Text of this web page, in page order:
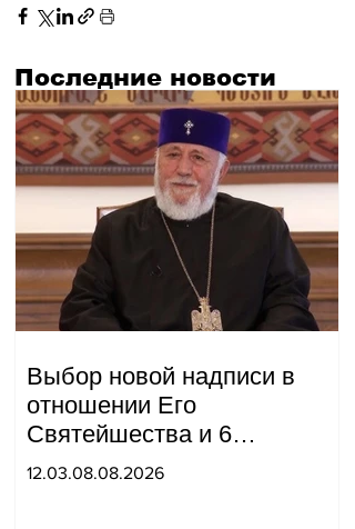
Последние новости
Выбор новой надписи в
отношении Его
Святейшества и 6
епископов находится в
12.03.08.08.2026